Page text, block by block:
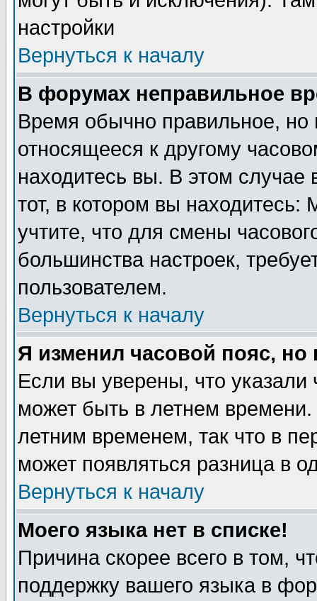
настройки
Вернуться к началу
В форумах неправильное
Время обычно правильное,
относящееся к другому
находитесь вы. В этом
тот, в котором вы
учтите, что для смены
большинства настроек,
пользователем.
Вернуться к началу
Я изменил часовой пояс,
Если вы уверены, что указали
может быть в летнем
летним временем, так что в
может появляться разница в
Вернуться к началу
Моего языка нет в списке!
Причина скорее всего в том,
поддержку вашего языка в